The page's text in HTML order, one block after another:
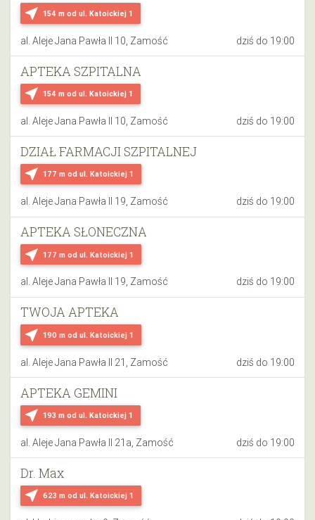
near_me 154 m od ul. Katoickiej 1
al. Aleje Jana Pawła II 10, Zamość dziś do 19:00
near_me 154 m od ul. Katoickiej 1
APTEKA SZPITALNA
al. Aleje Jana Pawła II 10, Zamość dziś do 19:00
near_me 177 m od ul. Katoickiej 1
DZIAŁ FARMACJI SZPITALNEJ
al. Aleje Jana Pawła II 19, Zamość dziś do 19:00
near_me 177 m od ul. Katoickiej 1
APTEKA SŁONECZNA
al. Aleje Jana Pawła II 19, Zamość dziś do 19:00
near_me 190 m od ul. Katoickiej 1
TWOJA APTEKA
al. Aleje Jana Pawła II 21, Zamość dziś do 19:00
near_me 193 m od ul. Katoickiej 1
APTEKA GEMINI
al. Aleje Jana Pawła II 21a, Zamość dziś do 19:00
near_me 623 m od ul. Katoickiej 1
Dr. Max